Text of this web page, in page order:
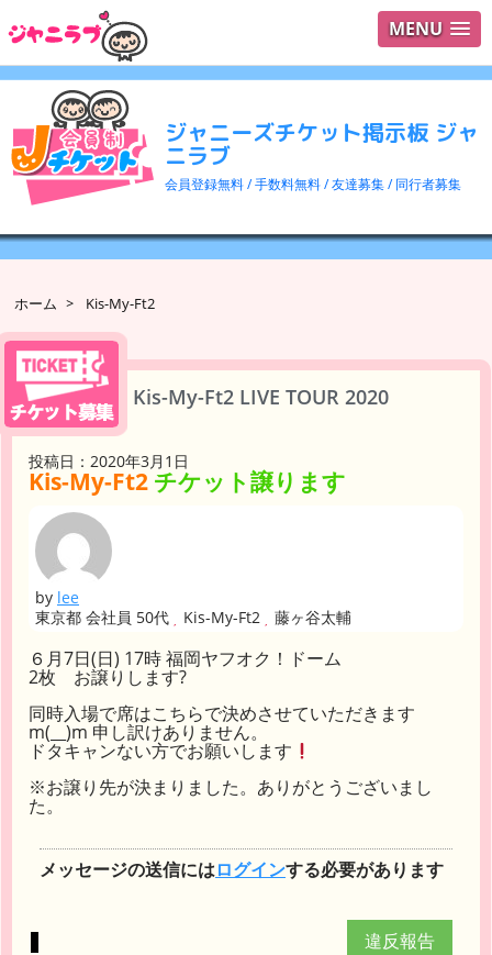
MENU
ジャニーズチケット掲示板 ジャ
ニラブ
会員登録無料 / 手数料無料 / 友達募集 / 同行者募集
ログイ
検索
ホーム > Kis-My-Ft2
Kis-My-Ft2 LIVE TOUR 2020
投稿日：2020年3月1日
Kis-My-Ft2 チケット譲ります
by lee
東京都 会社員 50代
Kis-My-Ft2 藤ヶ谷太輔
６月7日(日) 17時 福岡ヤフオク！ドーム
2枚 お譲りします?
同時入場で席はこちらで決めさせていただきます
m(__)m 申し訳けありません。
ドタキャンない方でお願いします
※お譲り先が決まりました。ありがとうございまし
た。
メッセージの送信にはログインする必要があります
違反報告